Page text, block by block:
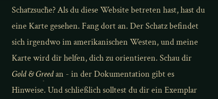
Schatzsuche? Als du diese Website betreten hast, hast du
eine Karte gesehen. Fang dort an. Der Schatz befindet
sich irgendwo im amerikanischen Westen, und meine
Karte wird dir helfen, dich zu orientieren. Schau dir
Gold & Greedan - in der Dokumentation gibt es
Hinweise. Und schließlich solltest du dir ein Exemplar